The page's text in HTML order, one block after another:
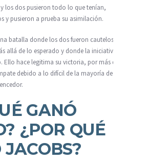
los dos pusieron todo lo que tenían,
y pusieron a prueba su asimilación.
batalla donde los dos fueron cautelosos,
allá de lo esperado y donde la iniciativa, por
hace legitima su victoria, por más que
debido a lo difícil de la mayoría de los
GANÓ
¿POR QUÉ
JACOBS?